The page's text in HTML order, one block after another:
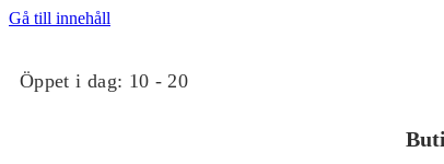
Gå till innehåll
Öppet i dag: 10 - 20